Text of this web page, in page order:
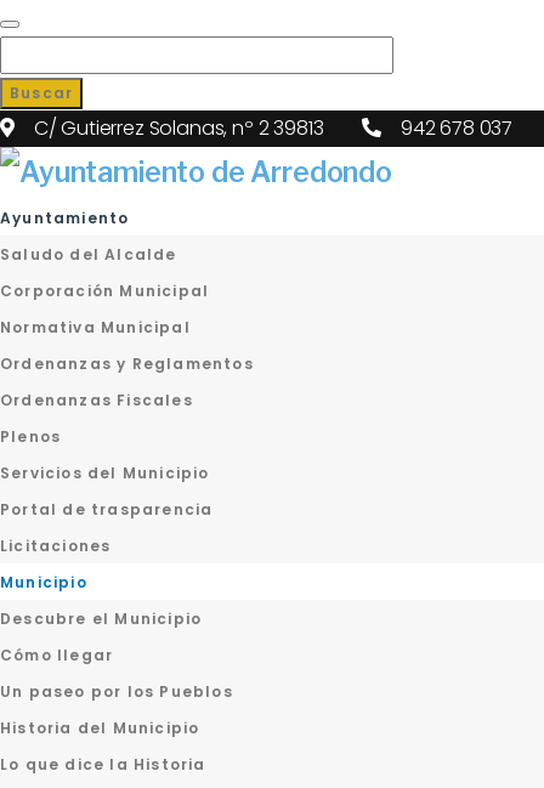
Buscar
C/ Gutierrez Solanas, nº 2 39813 942 678 037
Ayuntamiento
Saludo del Alcalde
Corporación Municipal
Normativa Municipal
Ordenanzas y Reglamentos
Ordenanzas Fiscales
Plenos
Servicios del Municipio
Portal de trasparencia
Licitaciones
Municipio
Descubre el Municipio
Cómo llegar
Un paseo por los Pueblos
Historia del Municipio
Lo que dice la Historia